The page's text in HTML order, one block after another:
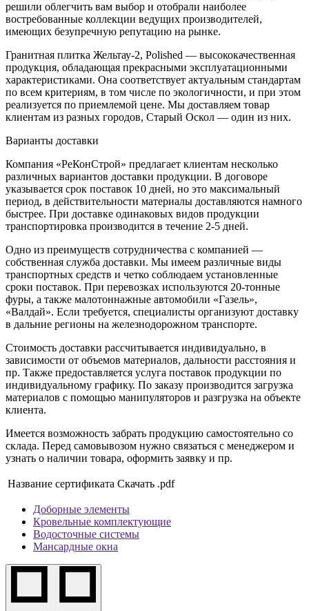
решили облегчить вам выбор и отобрали наиболее
востребованные коллекции ведущих производителей,
имеющих безупречную репутацию на рынке.
Гранитная плитка Жельтау-2, Polished — высококачественная
продукция, обладающая прекрасными эксплуатационными
характеристиками. Она соответствует актуальным стандартам
по всем критериям, в том числе по экологичности, и при этом
реализуется по приемлемой цене. Мы доставляем товар
клиентам из разных городов, Старый Оскол — один из них.
Варианты доставки
Компания «РеКонСтрой» предлагает клиентам несколько
различных вариантов доставки продукции. В договоре
указывается срок поставок 10 дней, но это максимальный
период, в действительности материалы доставляются намного
быстрее. При доставке одинаковых видов продукции
транспортировка производится в течение 2-5 дней.
Одно из преимуществ сотрудничества с компанией —
собственная служба доставки. Мы имеем различные виды
транспортных средств и четко соблюдаем установленные
сроки поставок. При перевозках используются 20-тонные
фуры, а также малотоннажные автомобили «Газель»,
«Валдай». Если требуется, специалисты организуют доставку
в дальние регионы на железнодорожном транспорте.
Стоимость доставки рассчитывается индивидуально, в
зависимости от объемов материалов, дальности расстояния и
пр. Также предоставляется услуга поставок продукции по
индивидуальному графику. По заказу производится загрузка
материалов с помощью манипуляторов и разгрузка на объекте
клиента.
Имеется возможность забрать продукцию самостоятельно со
склада. Перед самовывозом нужно связаться с менеджером и
узнать о наличии товара, оформить заявку и пр.
Название сертификата Скачать .pdf
Доборные элементы
Кровельные комплектующие
Водосточные системы
Мансардные окна